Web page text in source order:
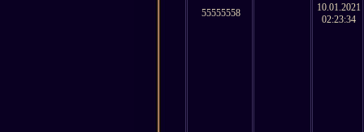
55555558
10.01.2021
02:23:34